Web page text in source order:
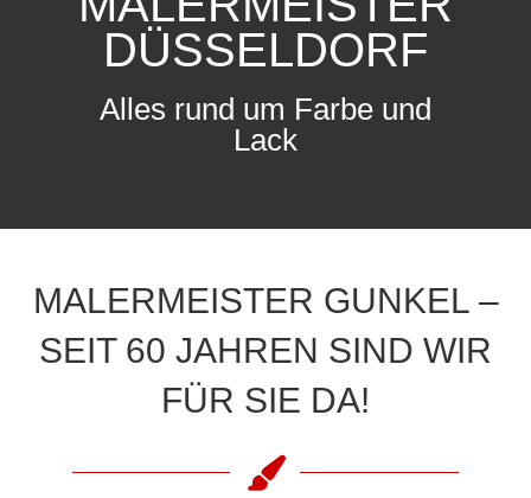
DÜSSELDORF
Alles rund um Farbe und
Lack
MALERMEISTER GUNKEL –
SEIT 60 JAHREN SIND WIR
FÜR SIE DA!